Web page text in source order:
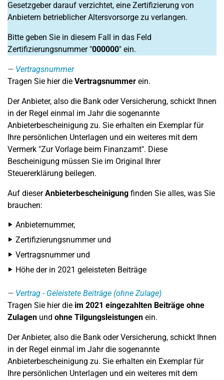
Gesetzgeber darauf verzichtet, eine Zertifizierung von
Anbietern betrieblicher Altersvorsorge zu verlangen.
Bitte geben Sie in diesem Fall in das Feld
Zertifizierungsnummer "000000" ein.
Vertragsnummer
Tragen Sie hier die Vertragsnummer ein.
Der Anbieter, also die Bank oder Versicherung, schickt Ihnen
in der Regel einmal im Jahr die sogenannte
Anbieterbescheinigung zu. Sie erhalten ein Exemplar für
Ihre persönlichen Unterlagen und ein weiteres mit dem
Vermerk "Zur Vorlage beim Finanzamt". Diese
Bescheinigung müssen Sie im Original Ihrer
Steuererklärung beilegen.
Auf dieserAnbieterbescheinigung finden Sie alles, was Sie
brauchen:
Anbieternummer,
Zertifizierungsnummer und
Vertragsnummer und
Höhe der in 2021 geleisteten Beiträge
Vertrag - Geleistete Beiträge (ohne Zulage)
Tragen Sie hier die im 2021 eingezahlten Beiträge ohne
Zulagen und ohne Tilgungsleistungen ein.
Der Anbieter, also die Bank oder Versicherung, schickt Ihnen
in der Regel einmal im Jahr die sogenannte
Anbieterbescheinigung zu. Sie erhalten ein Exemplar für
Ihre persönlichen Unterlagen und ein weiteres mit dem